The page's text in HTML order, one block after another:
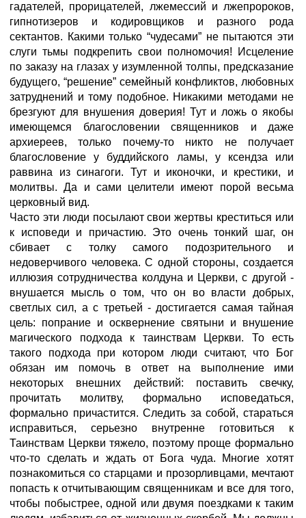
гадателей, прорицателей, лжемессий и лжепророков,
гипнотизеров и кодировщиков и разного рода
сектантов. Какими только “чудесами” не пытаются эти
слуги тьмы подкрепить свои полномочия! Исцеление
по заказу на глазах у изумленной толпы, предсказание
будущего, “решение” семейный конфликтов, любовных
затруднений и тому подобное. Никакими методами не
брезгуют для внушения доверия! Тут и ложь о якобы
имеющемся благословении священников и даже
архиереев, только почему-то никто не получает
благословение у буддийского ламы, у ксендза или
раввина из синагоги. Тут и иконочки, и крестики, и
молитвы. Да и сами целители имеют порой весьма
церковный вид.
Часто эти люди посылают свои жертвы креститься или
к исповеди и причастию. Это очень тонкий шаг, он
сбивает с толку самого подозрительного и
недоверчивого человека. С одной стороны, создается
иллюзия сотрудничества колдуна и Церкви, с другой -
внушается мысль о том, что он во власти добрых,
светлых сил, а с третьей - достигается самая тайная
цель: попрание и осквернение святыни и внушение
магического подхода к таинствам Церкви. То есть
такого подхода при котором люди считают, что Бог
обязан им помочь в ответ на выполнение ими
некоторых внешних действий: поставить свечку,
прочитать молитву, формально исповедаться,
формально причастится. Следить за собой, стараться
исправиться, серьезно внутренне готовиться к
Таинствам Церкви тяжело, поэтому проще формально
что-то сделать и ждать от Бога чуда. Многие хотят
познакомиться со старцами и прозорливцами, мечтают
попасть к отчитывающим священникам и все для того,
чтобы побыстрее, одной или двумя поездками к таким